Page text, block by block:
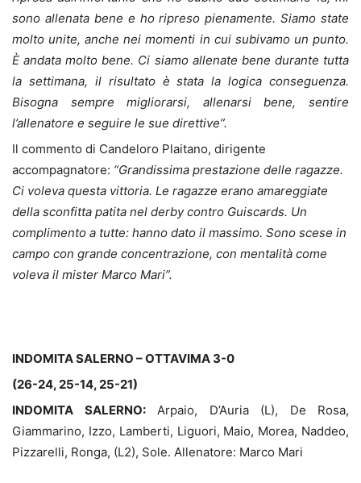
sono allenata bene e ho ripreso pienamente. Siamo state
molto unite, anche nei momenti in cui subivamo un punto.
È andata molto bene. Ci siamo allenate bene durante tutta
la settimana, il risultato è stata la logica conseguenza.
Bisogna sempre migliorarsi, allenarsi bene, sentire
l’allenatore e seguire le sue direttive”.
Il commento di Candeloro Plaitano, dirigente
accompagnatore: “Grandissima prestazione delle ragazze.
Ci voleva questa vittoria. Le ragazze erano amareggiate
della sconfitta patita nel derby contro Guiscards. Un
complimento a tutte: hanno dato il massimo. Sono scese in
campo con grande concentrazione, con mentalità come
voleva il mister Marco Mari”.
INDOMITA SALERNO – OTTAVIMA 3-0
(26-24, 25-14, 25-21)
INDOMITA SALERNO:Arpaio, D’Auria (L), De Rosa,
Giammarino, Izzo, Lamberti, Liguori, Maio, Morea, Naddeo,
Pizzarelli, Ronga, (L2), Sole. Allenatore: Marco Mari